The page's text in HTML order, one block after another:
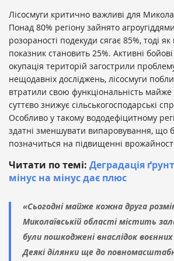
Лісосмуги критично важливі для
Понад 80% регіону зайнято
розораності подекуди сягає 85%, тоді
показник становить 25%. Активні бойові
окупація територій загострили
нещодавніх досліджень, лісосмуги
втратили свою функціональність
суттєво знижує сільськогосподарські
Особливо у такому вододефіцитному
здатні зменшувати випаровування, що
позначиться на підвищенні
Читати по темі: Деградація
мінус на мінус дає плюс
«Сьогодні майже кожна друга
Миколаївській області містить
були пошкоджені внаслідок
Деякі ділянки ще до